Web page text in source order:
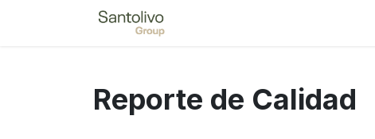
Reporte de Calidad